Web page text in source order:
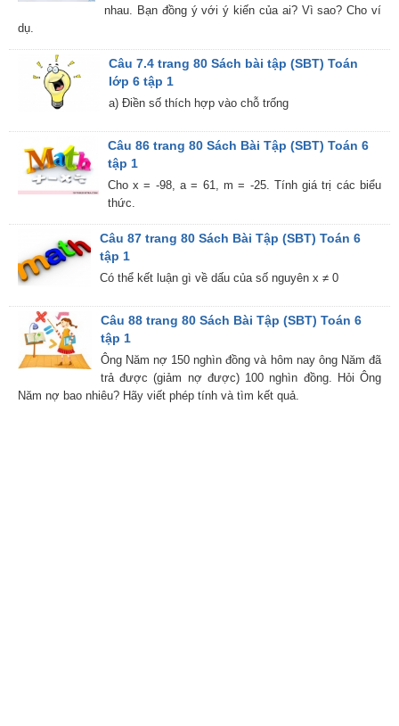
nhau. Bạn đồng ý với ý kiến của ai? Vì sao? Cho ví
dụ.
Câu 7.4 trang 80 Sách bài tập (SBT) Toán
lớp 6 tập 1
a) Điền số thích hợp vào chỗ trống
Câu 86 trang 80 Sách Bài Tập (SBT) Toán 6
tập 1
Cho x = -98, a = 61, m = -25. Tính giá trị các biểu
thức.
Câu 87 trang 80 Sách Bài Tập (SBT) Toán 6
tập 1
Có thể kết luận gì về dấu của số nguyên x ≠ 0
Câu 88 trang 80 Sách Bài Tập (SBT) Toán 6
tập 1
Ông Năm nợ 150 nghìn đồng và hôm nay ông Năm đã
trả được (giảm nợ được) 100 nghìn đồng. Hỏi Ông
Năm nợ bao nhiêu? Hãy viết phép tính và tìm kết quả.